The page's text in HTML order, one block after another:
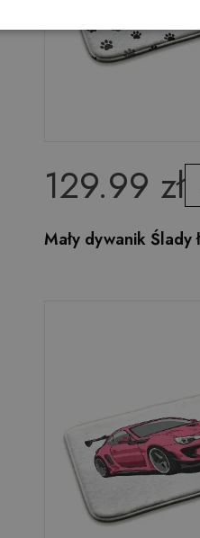
129.99 zł
Mały dywanik Ślady